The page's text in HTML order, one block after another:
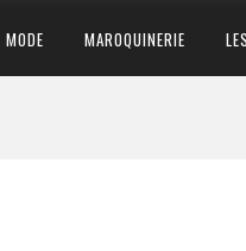
MODE MAROQUINERIE